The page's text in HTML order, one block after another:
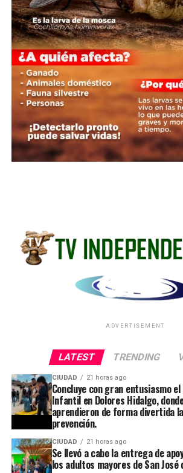
ADVERTISEMENT
LATEST TRENDING
CIUDAD 21 horas ago
Concluye con gran entusiasmo
Infantil en Dolores Hidalgo,
aprendieron de forma divertida
prevención.
CIUDAD 21 horas ago
Se llevó a cabo la entrega de
los adultos mayores de San José